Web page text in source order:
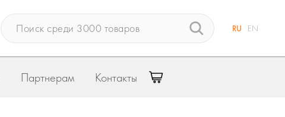
RU EN
Партнерам Контакты